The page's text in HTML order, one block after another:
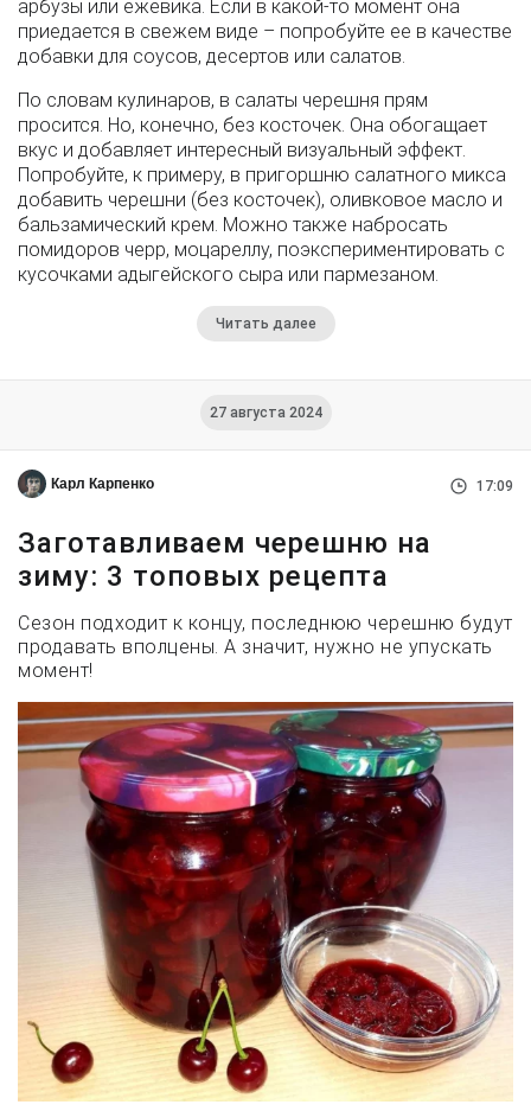
арбузы или ежевика. Если в какой-то момент она
приедается в свежем виде – попробуйте ее в качестве
добавки для соусов, десертов или салатов.
По словам кулинаров, в салаты черешня прям
просится. Но, конечно, без косточек. Она обогащает
вкус и добавляет интересный визуальный эффект.
Попробуйте, к примеру, в пригоршню салатного микса
добавить черешни (без косточек), оливковое масло и
бальзамический крем. Можно также набросать
помидоров черр, моцареллу, поэкспериментировать с
кусочками адыгейского сыра или пармезаном.
Читать далее
27 августа 2024
Карл Карпенко 17:09
Заготавливаем черешню на
зиму: 3 топовых рецепта
Сезон подходит к концу, последнюю черешню будут
продавать вполцены. А значит, нужно не упускать
момент!